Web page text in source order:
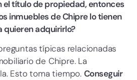
el título de propiedad, entonces
inmuebles de Chipre lo tienen
quieren adquirirlo?
típicas relacionadas
de Chipre. La
Esto toma tiempo. Conseguir